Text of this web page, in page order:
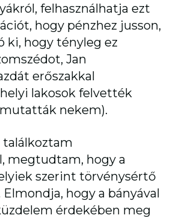
felhasználhatja ezt
hogy pénzhez jusson,
ki, hogy tényleg ez
Jan
erőszakkal
lakosok felvették
nekem).
megtudtam, hogy a
szerint törvénysértő
hogy a bányával
érdekében meg